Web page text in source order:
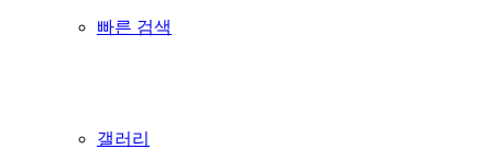
빠른 검색
갤러리